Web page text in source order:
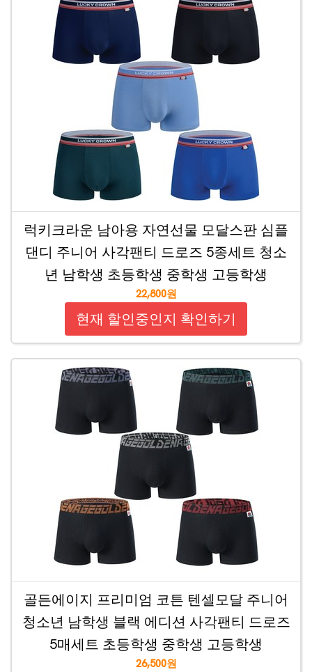
럭키크라운 남아용 자연선물 모달스판 심플
댄디 주니어 사각팬티 드로즈 5종세트 청소
년 남학생 초등학생 중학생 고등학생
22,800원
현재 할인중인지 확인하기
골든에이지 프리미엄 코튼 텐셀모달 주니어
청소년 남학생 블랙 에디션 사각팬티 드로즈
5매세트 초등학생 중학생 고등학생
26,500원